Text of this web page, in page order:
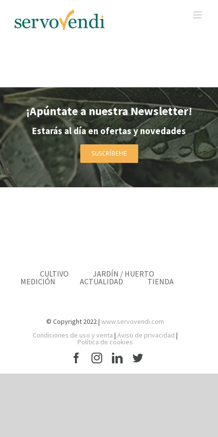
content
¡Apúntate a nuestra Newsletter!
Estarás al día en ofertas y novedades
SUSCRÍBEME
CULTIVO
JARDÍN / HUERTO
MEDICIÓN
ACTUALIDAD TIENDA
© Copyright 2022 |www.servovendi.com
Condiciones de uso y venta |Aviso de privacidad |
Política de cookies
Facebook
Instagram
LinkedInTwitter